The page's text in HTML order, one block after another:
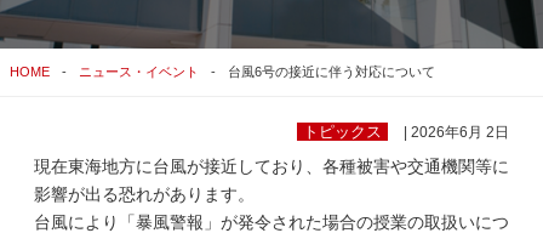
関連サイトすべてを検索する
HOME ニュース・イベント 台風6号の接近に伴う対応について
トピックス | 2026年6月 2日
現在東海地方に台風が接近しており、各種被害や交通機関等に
影響が出る恐れがあります。
台風により「暴風警報」が発令された場合の授業の取扱いにつ